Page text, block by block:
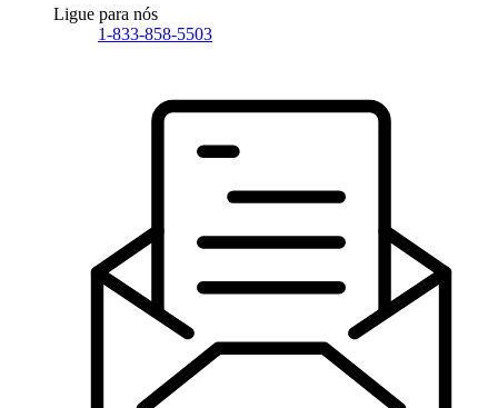
Ligue para nós
1-833-858-5503